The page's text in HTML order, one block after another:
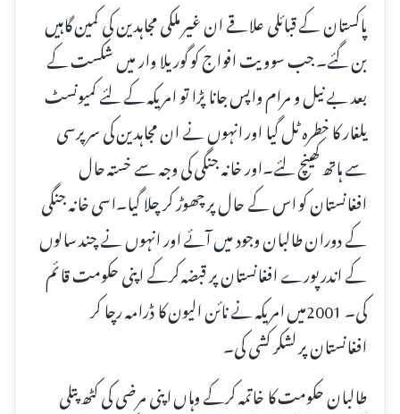
پاکستان کے قبائلی علاقے ان غیر ملکی مجاہدین کی کمین گاہیں
بن گئے۔ جب سوویت افواج کو گوریلا وار میں شکست کے
بعد بے نیل و مرام واپس جانا پڑا تو امریکہ کے لئے کمیونسٹ
یلغار کا خطرہ ٹل گیا اور انہوں نے ان مجاہدین کی سرپرسی
سے ہاتھ کھینچ لئے۔اور خانہ جنگی کی وجہ سے خستہ حال
افغانستان کو اس کے حال پر چھوڑ کر چلا گیا۔اسی خانہ جنگی
کے دوران طالبان وجود میں آئے اور انہوں نے چند سالوں
کے اندر پورے افغانستان پر قبضہ کرکے اپنی حکومت قائم
کی۔ 2001میں امریکہ نے نائن الیون کا ڈرامہ رچا کر
افغانستان پر لشکر کشی کی۔
طالبان حکومت کا خاتمہ کرکے وہاں اپنی مرضی کی کٹھ پتلی